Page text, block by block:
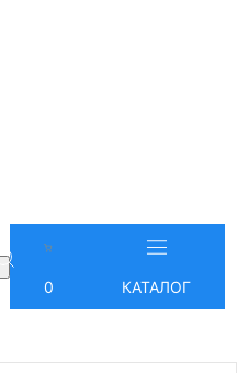
0 КАТАЛОГ